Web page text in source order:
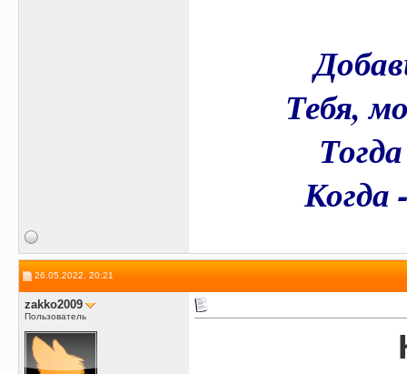
Тебя,
Когда
26.05.2022, 20:21
zakko2009
Пользователь